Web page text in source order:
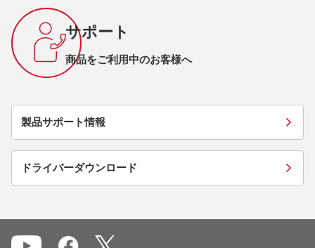
サポート
商品をご利用中のお客様へ
製品サポート情報
ドライバーダウンロード